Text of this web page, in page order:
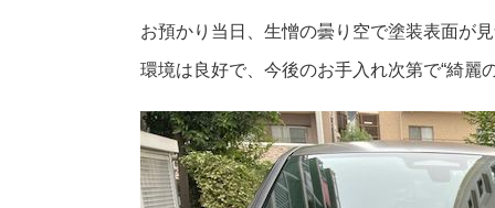
お預かり当日、生憎の曇り空で塗装表面が
環境は良好で、今後のお手入れ次第で“綺麗